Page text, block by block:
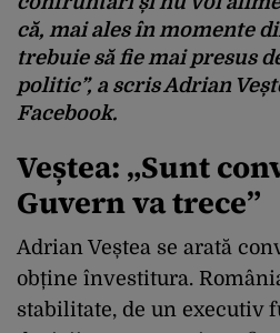
că, mai ales în momente
trebuie să fie mai presus
politic”, a scris Adrian
Facebook.
Veștea: „Sunt
Guvern va trece”
Adrian Veștea se arată
obține învestitura.
stabilitate, de un executiv